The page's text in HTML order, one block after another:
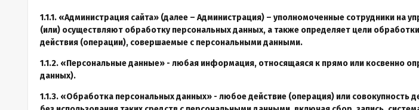
1.1.1. «Администрация сайта» (далее – Администрация) – уполномоченные сотрудники на
(или) осуществляют обработку персональных данных, а также определяет цели
действия (операции), совершаемые с персональными данными.
1.1.2. «Персональные данные» - любая информация, относящаяся к прямо или косвенно
данных).
1.1.3. «Обработка персональных данных» - любое действие (операция) или совокупность